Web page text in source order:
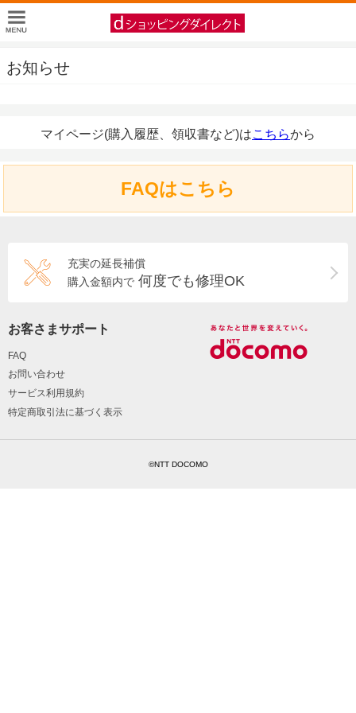
お知らせ
マイページ(購入履歴、領収書など)はこちらから
FAQはこちら
充実の延長補償
購入金額内で 何度でも修理OK
お客さまサポート
FAQ
お問い合わせ
サービス利用規約
特定商取引法に基づく表示
©NTT DOCOMO